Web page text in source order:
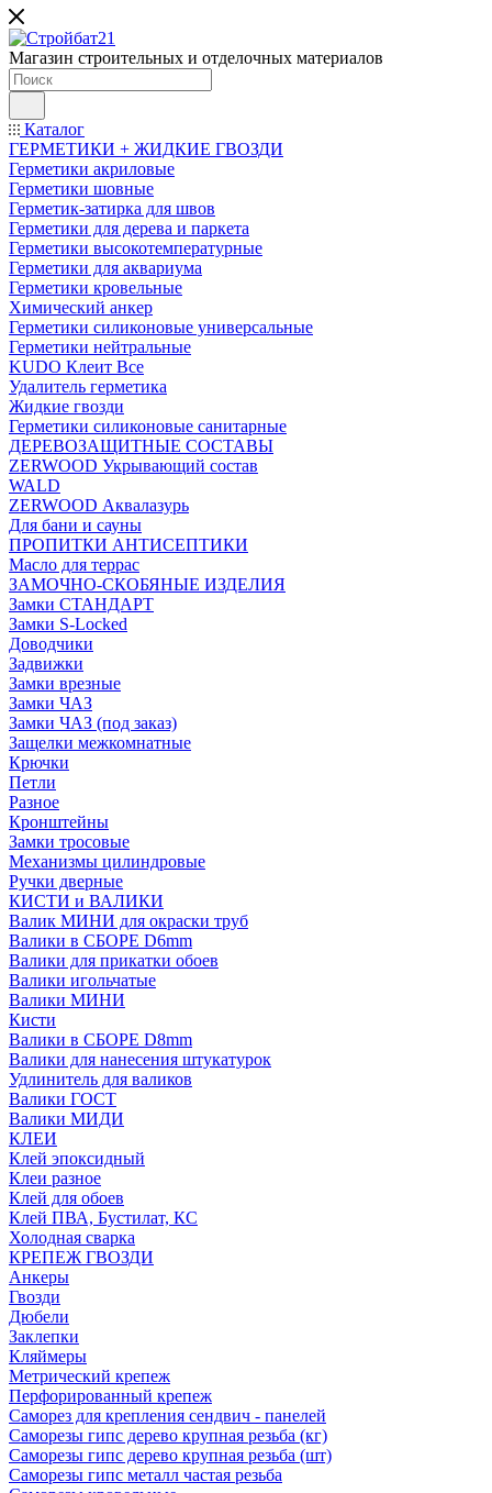
Магазин строительных и отделочных материалов
Каталог
ГЕРМЕТИКИ + ЖИДКИЕ ГВОЗДИ
Герметики акриловые
Герметики шовные
Герметик-затирка для швов
Герметики для дерева и паркета
Герметики высокотемпературные
Герметики для аквариума
Герметики кровельные
Химический анкер
Герметики силиконовые универсальные
Герметики нейтральные
KUDO Клеит Все
Удалитель герметика
Жидкие гвозди
Герметики силиконовые санитарные
ДЕРЕВОЗАЩИТНЫЕ СОСТАВЫ
ZERWOOD Укрывающий состав
WALD
ZERWOOD Аквалазурь
Для бани и сауны
ПРОПИТКИ АНТИСЕПТИКИ
Масло для террас
ЗАМОЧНО-СКОБЯНЫЕ ИЗДЕЛИЯ
Замки СТАНДАРТ
Замки S-Locked
Доводчики
Задвижки
Замки врезные
Замки ЧАЗ
Замки ЧАЗ (под заказ)
Защелки межкомнатные
Крючки
Петли
Разное
Кронштейны
Замки тросовые
Механизмы цилиндровые
Ручки дверные
КИСТИ и ВАЛИКИ
Валик МИНИ для окраски труб
Валики в СБОРЕ D6mm
Валики для прикатки обоев
Валики игольчатые
Валики МИНИ
Кисти
Валики в СБОРЕ D8mm
Валики для нанесения штукатурок
Удлинитель для валиков
Валики ГОСТ
Валики МИДИ
КЛЕИ
Клей эпоксидный
Клеи разное
Клей для обоев
Клей ПВА, Бустилат, КС
Холодная сварка
КРЕПЕЖ ГВОЗДИ
Анкеры
Гвозди
Дюбели
Заклепки
Кляймеры
Метрический крепеж
Перфорированный крепеж
Саморез для крепления сендвич - панелей
Саморезы гипс дерево крупная резьба (кг)
Саморезы гипс дерево крупная резьба (шт)
Саморезы гипс металл частая резьба